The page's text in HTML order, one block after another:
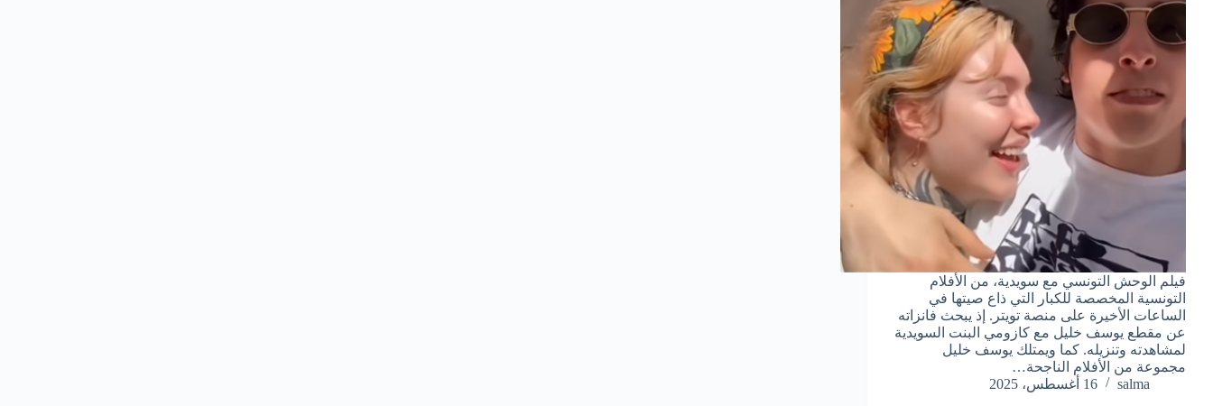
فيلم الوحش التونسي مع سويدية، من الأفلام
التونسية المخصصة للكبار التي ذاع صيتها في
الساعات الأخيرة على منصة تويتر. إذ يبحث فانزاته
عن مقطع يوسف خليل مع كازومي البنت السويدية
لمشاهدته وتنزيله. كما ويمتلك يوسف خليل
مجموعة من الأفلام الناجحة…
salma
16 أغسطس، 2025